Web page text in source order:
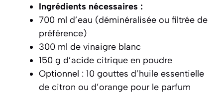
Ingrédients nécessaires :
700 ml d’eau (déminéralisée ou filtrée de
préférence)
300 ml de vinaigre blanc
150 g d’acide citrique en poudre
Optionnel : 10 gouttes d’huile essentielle
de citron ou d’orange pour le parfum